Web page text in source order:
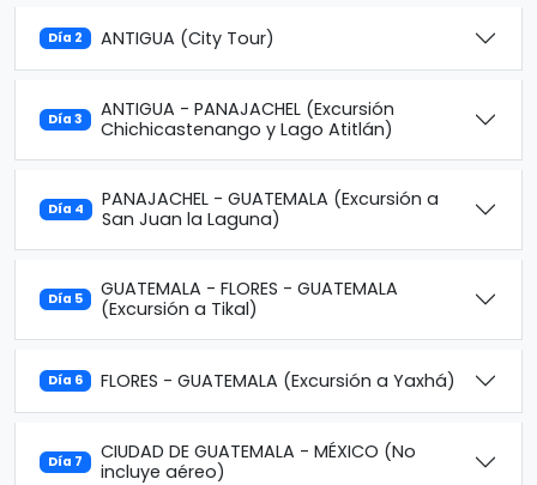
Día 2 ANTIGUA (City Tour)
Día 3
ANTIGUA - PANAJACHEL (Excursión
Chichicastenango y Lago Atitlán)
Día 4
PANAJACHEL - GUATEMALA (Excursión a
San Juan la Laguna)
Día 5
GUATEMALA - FLORES - GUATEMALA
(Excursión a Tikal)
Día 6 FLORES - GUATEMALA (Excursión a Yaxhá)
Día 7
CIUDAD DE GUATEMALA - MÉXICO (No
incluye aéreo)